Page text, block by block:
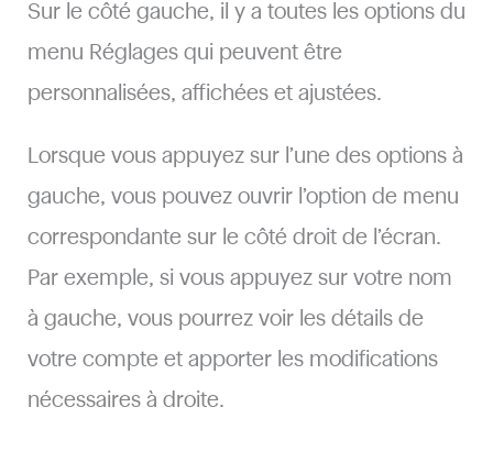
Sur le côté gauche, il y a toutes les options du
menu Réglages qui peuvent être
personnalisées, affichées et ajustées.
Lorsque vous appuyez sur l’une des options à
gauche, vous pouvez ouvrir l’option de menu
correspondante sur le côté droit de l’écran.
Par exemple, si vous appuyez sur votre nom
à gauche, vous pourrez voir les détails de
votre compte et apporter les modifications
nécessaires à droite.